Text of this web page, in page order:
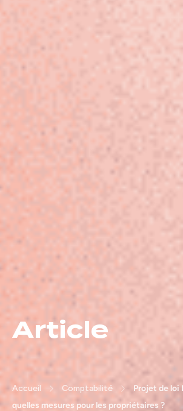
Article
Accueil Comptabilité
Projet de loi
quelles mesures pour les propriétaires ?